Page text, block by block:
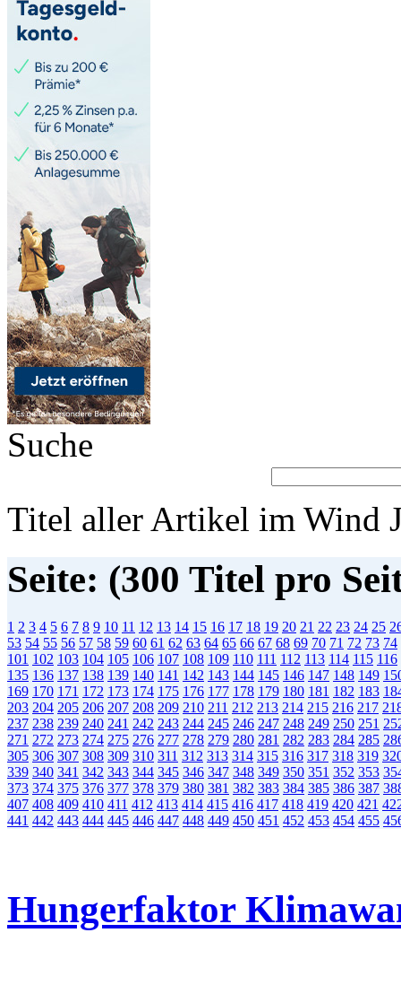
Suche
Titel aller Artikel im Wind
Seite: (300 Titel pro
1 2 3 4 5 6 7 8 9 10 11 12 13 14 15 16 17 18 19 20 21 22 23 24 25
53 54 55 56 57 58 59 60 61 62 63 64 65 66 67 68 69 70 71 72 73 74
101 102 103 104 105 106 107 108 109 110 111 112 113 114 115 116
135 136 137 138 139 140 141 142 143 144 145 146 147 148 149
169 170 171 172 173 174 175 176 177 178 179 180 181 182 183
203 204 205 206 207 208 209 210 211 212 213 214 215 216 217
237 238 239 240 241 242 243 244 245 246 247 248 249 250 251
271 272 273 274 275 276 277 278 279 280 281 282 283 284 285
305 306 307 308 309 310 311 312 313 314 315 316 317 318 319
339 340 341 342 343 344 345 346 347 348 349 350 351 352 353
373 374 375 376 377 378 379 380 381 382 383 384 385 386 387
407 408 409 410 411 412 413 414 415 416 417 418 419 420 421
441 442 443 444 445 446 447 448 449 450 451 452 453 454 455
Hungerfaktor